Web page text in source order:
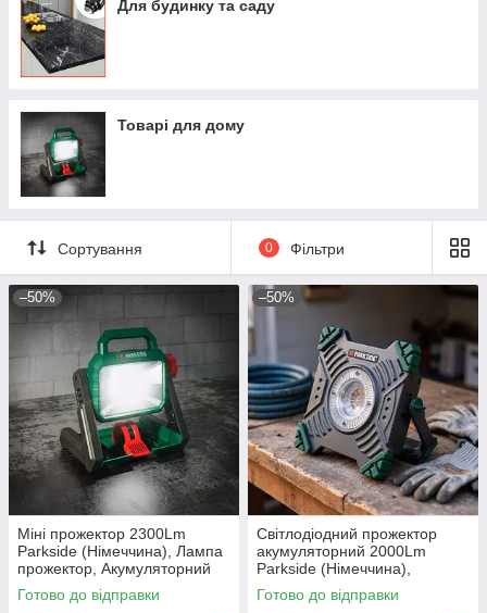
Для будинку та саду
Товарі для дому
Сортування 0 Фільтри
–50%
Міні прожектор 2300Lm
Parkside (Німеччина), Лампа
прожектор, Акумуляторний
ліхтар-прожектор, RYH
Готово до відправки
–50%
Світлодіодний прожектор
акумуляторний 2000Lm
Parkside (Німеччина),
Прожектор переносний
світлодіодний, RYH
Готово до відправки